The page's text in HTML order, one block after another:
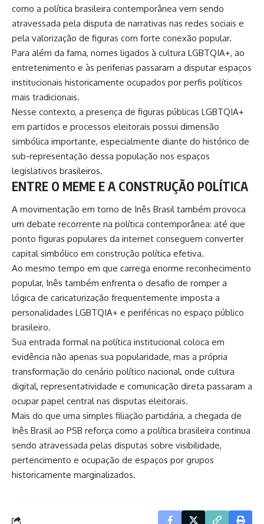
como a política brasileira contemporânea vem sendo
atravessada pela disputa de narrativas nas redes sociais e
pela valorização de figuras com forte conexão popular.
Para além da fama, nomes ligados à cultura LGBTQIA+, ao
entretenimento e às periferias passaram a disputar espaços
institucionais historicamente ocupados por perfis políticos
mais tradicionais.
Nesse contexto, a presença de figuras públicas LGBTQIA+
em partidos e processos eleitorais possui dimensão
simbólica importante, especialmente diante do histórico de
sub-representação dessa população nos espaços
legislativos brasileiros.
ENTRE O MEME E A CONSTRUÇÃO POLÍTICA
A movimentação em torno de Inês Brasil também provoca
um debate recorrente na política contemporânea: até que
ponto figuras populares da internet conseguem converter
capital simbólico em construção política efetiva.
Ao mesmo tempo em que carrega enorme reconhecimento
popular, Inês também enfrenta o desafio de romper a
lógica de caricaturização frequentemente imposta a
personalidades LGBTQIA+ e periféricas no espaço público
brasileiro.
Sua entrada formal na política institucional coloca em
evidência não apenas sua popularidade, mas a própria
transformação do cenário político nacional, onde cultura
digital, representatividade e comunicação direta passaram a
ocupar papel central nas disputas eleitorais.
Mais do que uma simples filiação partidária, a chegada de
Inês Brasil ao PSB reforça como a política brasileira continua
sendo atravessada pelas disputas sobre visibilidade,
pertencimento e ocupação de espaços por grupos
historicamente marginalizados.